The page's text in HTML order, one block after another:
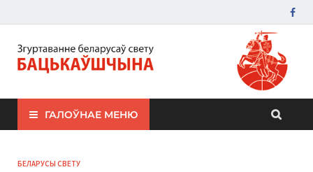
ЗБС "Бацькаўшчына"
ГАЛОЎНАЕ МЕНЮ
БЕЛАРУСЫ СВЕТУ